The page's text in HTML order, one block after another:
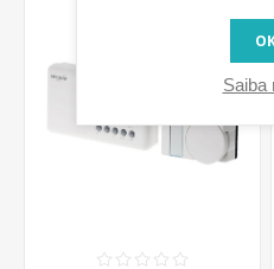
Saiba